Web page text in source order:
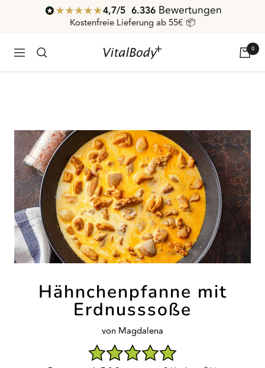
4,7/ 5 6.336 Bewertungen
Kostenfreie Lieferung ab 55€ 📦
Navigation VitalBodyPLUS.de 0
Hähnchenpfanne mit
Erdnusssoße
von Magdalena